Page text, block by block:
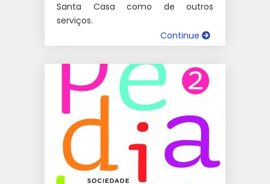
Santa Casa como de outros
serviços.
Continue